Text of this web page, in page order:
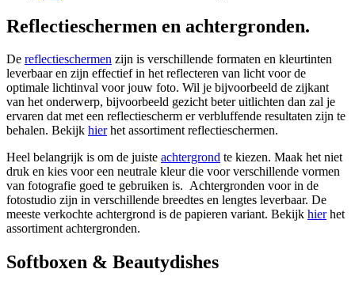
Reflectieschermen en achtergronden.
De reflectieschermen zijn is verschillende formaten en kleurtinten
leverbaar en zijn effectief in het reflecteren van licht voor de
optimale lichtinval voor jouw foto. Wil je bijvoorbeeld de zijkant
van het onderwerp, bijvoorbeeld gezicht beter uitlichten dan zal je
ervaren dat met een reflectiescherm er verbluffende resultaten zijn te
behalen. Bekijk hierhet assortiment reflectieschermen.
Heel belangrijk is om de juiste achtergrond te kiezen. Maak het niet
druk en kies voor een neutrale kleur die voor verschillende vormen
van fotografie goed te gebruiken is. Achtergronden voor in de
fotostudio zijn in verschillende breedtes en lengtes leverbaar. De
meeste verkochte achtergrond is de papieren variant. Bekijk hierhet
assortiment achtergronden.
Softboxen & Beautydishes